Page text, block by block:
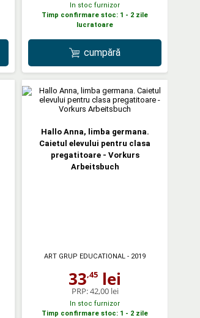
In stoc furnizor
Timp confirmare stoc: 1 - 2 zile
lucratoare
cumpără
Hallo Anna, limba germana.
Caietul elevului pentru clasa
pregatitoare - Vorkurs
Arbeitsbuch
ART GRUP EDUCATIONAL - 2019
33,45 lei
PRP:42,00 lei
In stoc furnizor
Timp confirmare stoc: 1 - 2 zile